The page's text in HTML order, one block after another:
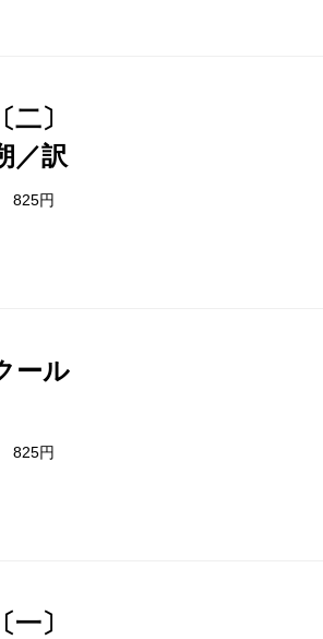
〕
／訳
825円
ール
825円
〕